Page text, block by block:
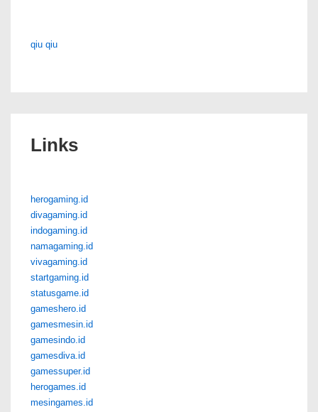
qiu qiu
Links
herogaming.id
divagaming.id
indogaming.id
namagaming.id
vivagaming.id
startgaming.id
statusgame.id
gameshero.id
gamesmesin.id
gamesindo.id
gamesdiva.id
gamessuper.id
herogames.id
mesingames.id